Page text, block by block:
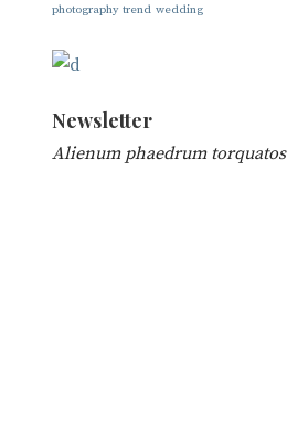
photography trend wedding
Newsletter
Alienum phaedrum torquatos